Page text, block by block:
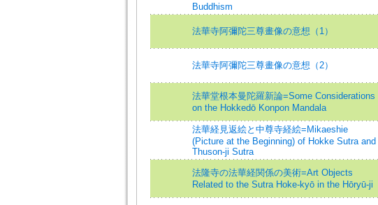
Buddhism
法華寺阿彌陀三尊畫像の意想（1）
法華寺阿彌陀三尊畫像の意想（2）
法華堂根本曼陀羅新論=Some Considerations
on the Hokkedō Konpon Mandala
法華経見返絵と中尊寺経絵=Mikaeshie
(Picture at the Beginning) of Hokke Sutra and
Thuson-ji Sutra
法隆寺の法華経関係の美術=Art Objects
Related to the Sutra Hoke-kyō in the Hōryū-ji